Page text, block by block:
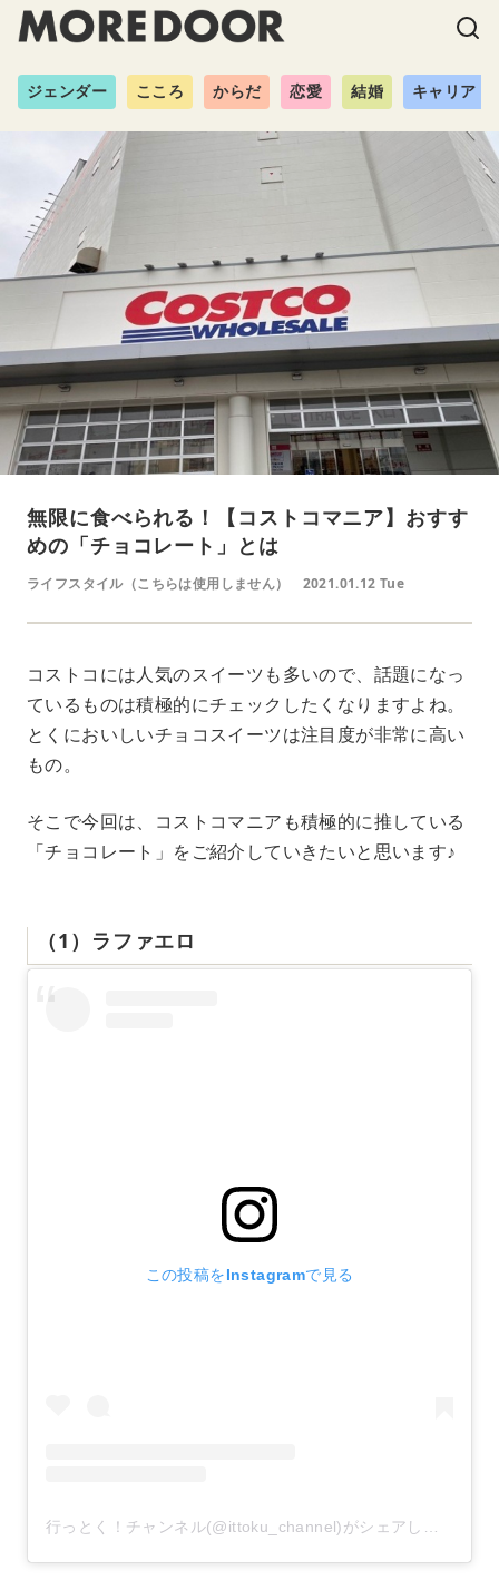
ジェンダー こころ からだ 恋愛 結婚 キャリア
無限に食べられる！【コストコマニア】おすす
めの「チョコレート」とは
ライフスタイル（こちらは使用しません） 2021.01.12 Tue
コストコには人気のスイーツも多いので、話題になっ
ているものは積極的にチェックしたくなりますよね。
とくにおいしいチョコスイーツは注目度が非常に高い
もの。
そこで今回は、コストコマニアも積極的に推している
「チョコレート」をご紹介していきたいと思います♪
（1）ラファエロ
この投稿をInstagramで見る
行っとく！チャンネル(@ittoku_channel)がシェアした投稿